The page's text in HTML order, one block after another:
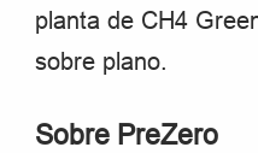
planta de CH4
sobre plano.
Sobre PreZero